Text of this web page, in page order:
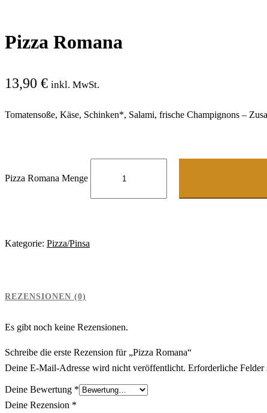
Pizza Romana
13,90 € inkl. MwSt.
Tomatensoße, Käse, Schinken*, Salami, frische Champignons –
Pizza Romana Menge
Kategorie: Pizza/Pinsa
REZENSIONEN (0)
Es gibt noch keine Rezensionen.
Schreibe die erste Rezension für „Pizza Romana“
Deine E-Mail-Adresse wird nicht veröffentlicht. Erforderliche Felder
Deine Bewertung *
Deine Rezension *